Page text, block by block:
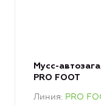
Мусс-
PRO FOOT
Линия PRO